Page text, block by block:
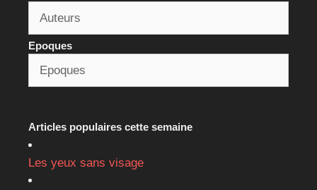
Epoques
Articles populaires cette semaine
Les yeux sans visage